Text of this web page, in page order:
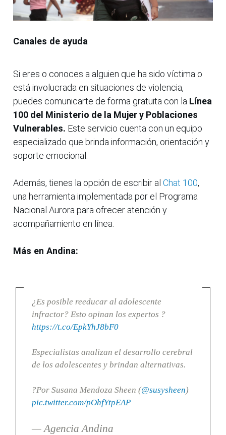
Canales de ayuda
Si eres o conoces a alguien que ha sido víctima o
está involucrada en situaciones de violencia,
puedes comunicarte de forma gratuita con la Línea
100 del Ministerio de la Mujer y Poblaciones
Vulnerables. Este servicio cuenta con un equipo
especializado que brinda información, orientación y
soporte emocional.
Además, tienes la opción de escribir al Chat 100,
una herramienta implementada por el Programa
Nacional Aurora para ofrecer atención y
acompañamiento en línea.
Más en Andina:
¿Es posible reeducar al adolescente
infractor? Esto opinan los expertos ?
https://t.co/EpkYhJ8bF0
Especialistas analizan el desarrollo cerebral
de los adolescentes y brindan alternativas.
?Por Susana Mendoza Sheen (@susysheen)
pic.twitter.com/pOhfYtpEAP
— Agencia Andina